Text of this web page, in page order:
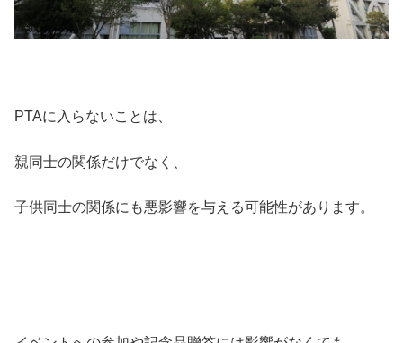
PTAに入らないことは、
親同士の関係だけでなく、
子供同士の関係にも悪影響を与える可能性があります。